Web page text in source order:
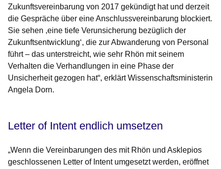
Zukunftsvereinbarung von 2017 gekündigt hat und derzeit
die Gespräche über eine Anschlussvereinbarung blockiert.
Sie sehen ,eine tiefe Verunsicherung bezüglich der
Zukunftsentwicklung‘, die zur Abwanderung von Personal
führt – das unterstreicht, wie sehr Rhön mit seinem
Verhalten die Verhandlungen in eine Phase der
Unsicherheit gezogen hat“, erklärt Wissenschaftsministerin
Angela Dorn.
Letter of Intent endlich umsetzen
„Wenn die Vereinbarungen des mit Rhön und Asklepios
geschlossenen Letter of Intent umgesetzt werden, eröffnet